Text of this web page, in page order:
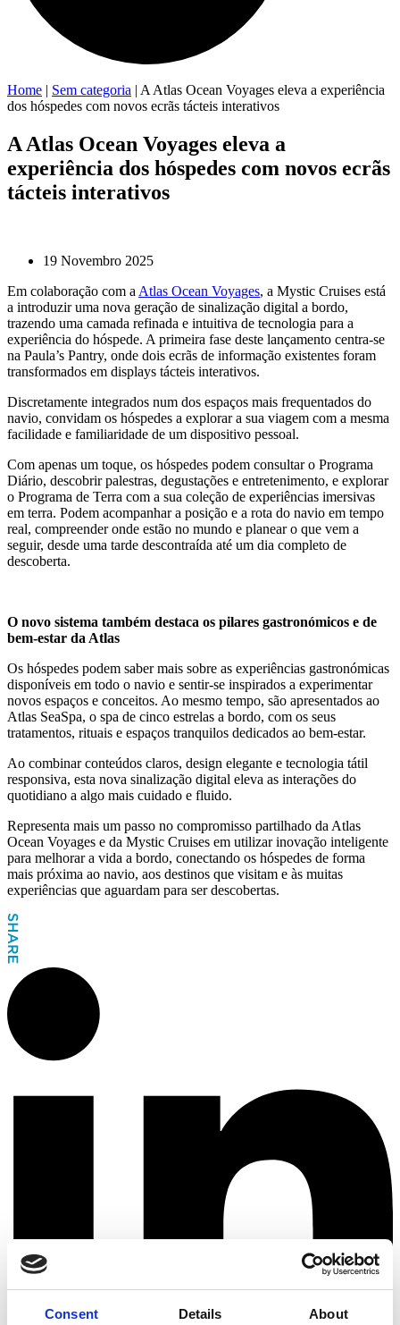
Consent Details About
Home | Sem categoria | A Atlas Ocean Voyages eleva a experiência
dos hóspedes com novos ecrãs tácteis interativos
A Atlas Ocean Voyages eleva a
experiência dos hóspedes com novos ecrãs
tácteis interativos
19 Novembro 2025
Em colaboração com a Atlas Ocean Voyages, a Mystic Cruises está
a introduzir uma nova geração de sinalização digital a bordo,
trazendo uma camada refinada e intuitiva de tecnologia para a
experiência do hóspede. A primeira fase deste lançamento centra-se
na Paula’s Pantry, onde dois ecrãs de informação existentes foram
transformados em displays tácteis interativos.
Discretamente integrados num dos espaços mais frequentados do
navio, convidam os hóspedes a explorar a sua viagem com a mesma
facilidade e familiaridade de um dispositivo pessoal.
Com apenas um toque, os hóspedes podem consultar o Programa
Diário, descobrir palestras, degustações e entretenimento, e explorar
o Programa de Terra com a sua coleção de experiências imersivas
em terra. Podem acompanhar a posição e a rota do navio em tempo
real, compreender onde estão no mundo e planear o que vem a
seguir, desde uma tarde descontraída até um dia completo de
descoberta.
O novo sistema também destaca os pilares gastronómicos e de
bem-estar da Atlas
Os hóspedes podem saber mais sobre as experiências gastronómicas
disponíveis em todo o navio e sentir-se inspirados a experimentar
novos espaços e conceitos. Ao mesmo tempo, são apresentados ao
Atlas SeaSpa, o spa de cinco estrelas a bordo, com os seus
tratamentos, rituais e espaços tranquilos dedicados ao bem-estar.
Ao combinar conteúdos claros, design elegante e tecnologia tátil
responsiva, esta nova sinalização digital eleva as interações do
quotidiano a algo mais cuidado e fluido.
Representa mais um passo no compromisso partilhado da Atlas
Ocean Voyages e da Mystic Cruises em utilizar inovação inteligente
para melhorar a vida a bordo, conectando os hóspedes de forma
mais próxima ao navio, aos destinos que visitam e às muitas
experiências que aguardam para ser descobertas.